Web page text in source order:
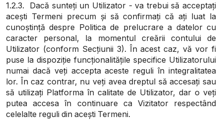
1.2.3. Dacă sunteți un Utilizator - va trebui să acceptați
acești Termeni precum și să confirmați că ați luat la
cunoștință despre Politica de prelucrare a datelor cu
caracter personal, la momentul creării contului de
Utilizator (conform Secțiunii 3). În acest caz, vă vor fi
puse la dispoziție funcționalitățile specifice Utilizatorului
numai dacă veți accepta aceste reguli în integralitatea
lor. În caz contrar, nu veți avea dreptul să accesați sau
să utilizați Platforma în calitate de Utilizator, dar o veți
putea accesa în continuare ca Vizitator respectând
celelalte reguli din acești Termeni.